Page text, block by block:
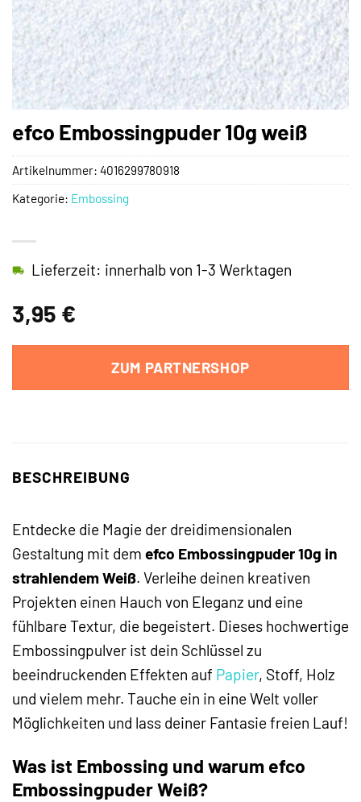
efco Embossingpuder 10g weiß
3,95 €
Lieferzeit: innerhalb von 1-3 Werktagen
ZUM PARTNERSHOP
Artikelnummer: 4016299780918
Kategorie: Embossing
BESCHREIBUNG
Entdecke die Magie der dreidimensionalen
Gestaltung mit dem efco Embossingpuder 10g in
strahlendem Weiß. Verleihe deinen kreativen
Projekten einen Hauch von Eleganz und eine
fühlbare Textur, die begeistert. Dieses hochwertige
Embossingpulver ist dein Schlüssel zu
beeindruckenden Effekten auf Papier, Stoff, Holz
und vielem mehr. Tauche ein in eine Welt voller
Möglichkeiten und lass deiner Fantasie freien Lauf!
Was ist Embossing und warum efco
Embossingpuder Weiß?